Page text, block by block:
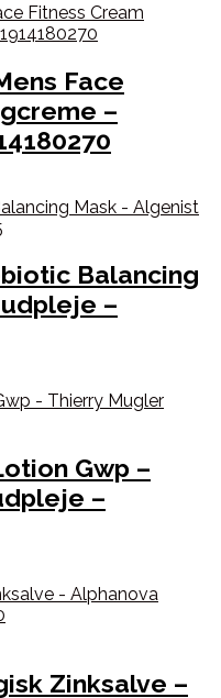
Face
–
Balancing
–
Gwp –
–
Zinksalve –